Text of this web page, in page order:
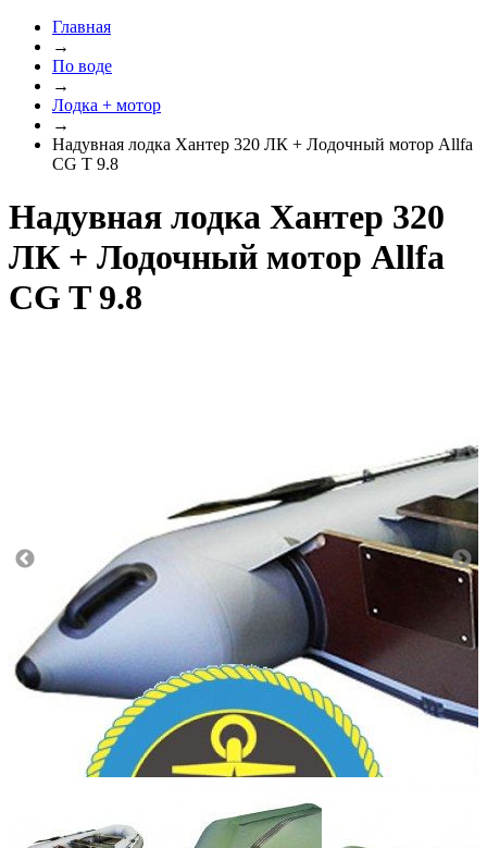
Главная
→
По воде
→
Лодка + мотор
→
Надувная лодка Хантер 320 ЛК + Лодочный мотор Allfa
CG T 9.8
Надувная лодка Хантер 320
ЛК + Лодочный мотор Allfa
CG T 9.8